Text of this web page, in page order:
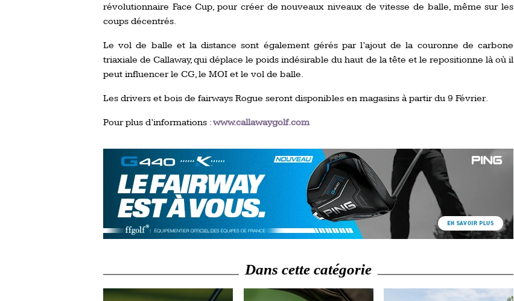
révolutionnaire Face Cup, pour créer de nouveaux niveaux de vitesse de balle, même sur les
coups décentrés.
Le vol de balle et la distance sont également gérés par l’ajout de la couronne de carbone
triaxiale de Callaway, qui déplace le poids indésirable du haut de la tête et le repositionne là où il
peut influencer le CG, le MOI et le vol de balle.
Les drivers et bois de fairways Rogue seront disponibles en magasins à partir du 9 Février.
Pour plus d’informations :www.callawaygolf.com
Dans cette catégorie